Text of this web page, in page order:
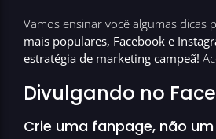
Vamos ensinar você algumas dicas
mais populares, Facebook e
estratégia de marketing campeã!
Divulgando no
Crie uma fanpage, não